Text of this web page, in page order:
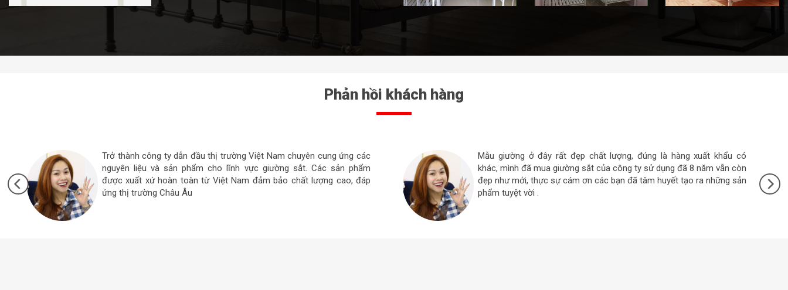
Phản hồi khách hàng
Tận tâm nhiệt tình tư vấn và hỗ trợ khi có vấn đề với sản phẩm tôi
mua ở đây. Đó là điều tôi rất hài lòng, và tôi đã giới thiệu cho bạn bè
người thân mua ở đây sử dụng mọi người đều rất yên tâm . Thực lòng
tôi cám ơn công ty
Các loại Giường sắt công ty này sản xuất phải nói là rất đẹp, thẩm mỹ
sắc nét, sạch sẽ, chất lượng từ khâu nguyên liệu đến khâu gia công.
Đó là điều tôi tận mắt thấy được khi đến trực tiếp thử mẫu giường sắt
đang trưng bày tại công ty .